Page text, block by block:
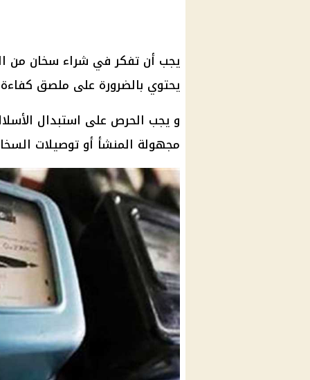
يجب أن تفكر في شراء سخان من
يحتوي بالضرورة على ملصق
و يجب الحرص على استبدال
مجهولة المنشأ أو توصيلات